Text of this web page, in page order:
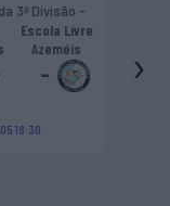
Girone “D”
Pumas
Viareggio
-
19/09 18:00
›